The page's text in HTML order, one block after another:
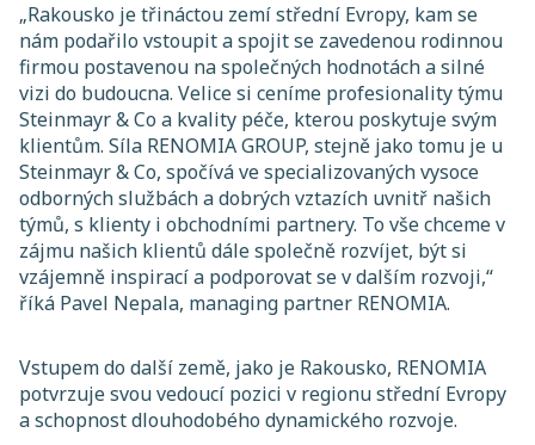
„Rakousko je třináctou zemí střední Evropy, kam se
nám podařilo vstoupit a spojit se zavedenou rodinnou
firmou postavenou na společných hodnotách a silné
vizi do budoucna. Velice si ceníme profesionality týmu
Steinmayr & Co a kvality péče, kterou poskytuje svým
klientům. Síla RENOMIA GROUP, stejně jako tomu je u
Steinmayr & Co, spočívá ve specializovaných vysoce
odborných službách a dobrých vztazích uvnitř našich
týmů, s klienty i obchodními partnery. To vše chceme v
zájmu našich klientů dále společně rozvíjet, být si
vzájemně inspirací a podporovat se v dalším rozvoji,“
říká Pavel Nepala, managing partner RENOMIA.
Vstupem do další země, jako je Rakousko, RENOMIA
potvrzuje svou vedoucí pozici v regionu střední Evropy
a schopnost dlouhodobého dynamického rozvoje.